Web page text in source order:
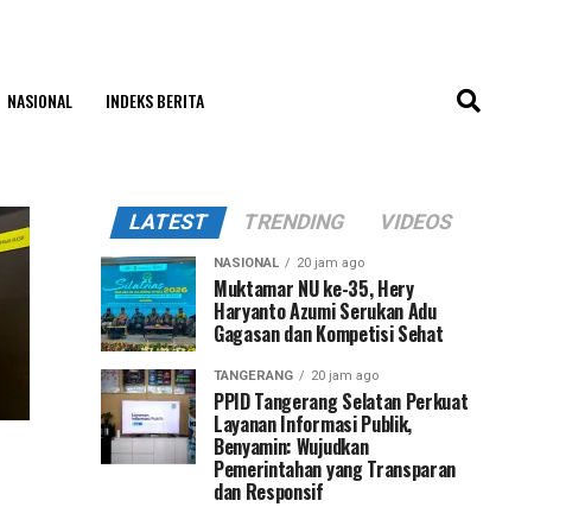
NASIONAL INDEKS BERITA
LATEST TRENDING VIDEOS
NASIONAL 20 jam ago
Muktamar NU ke-35, Hery
Haryanto Azumi Serukan Adu
Gagasan dan Kompetisi Sehat
TANGERANG 20 jam ago
PPID Tangerang Selatan Perkuat
Layanan Informasi Publik,
Benyamin: Wujudkan
Pemerintahan yang Transparan
dan Responsif